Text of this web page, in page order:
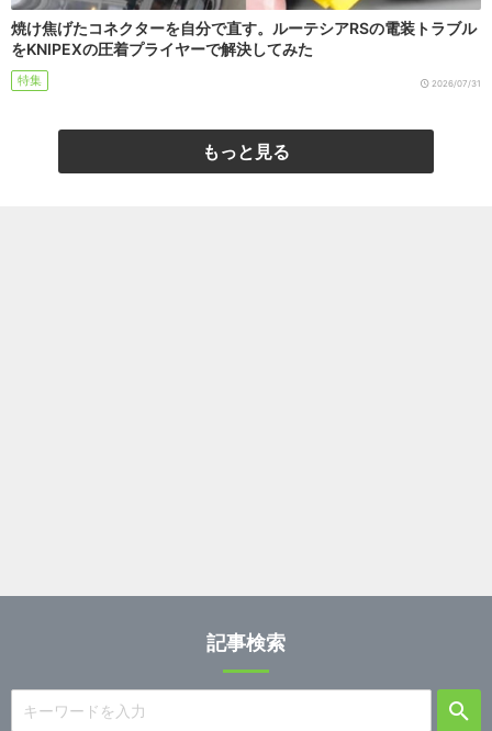
焼け焦げたコネクターを自分で直す。ルーテシアRSの電装トラブル
をKNIPEXの圧着プライヤーで解決してみた
特集 2026/07/31
もっと見る
記事検索